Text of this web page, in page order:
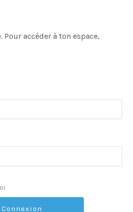
Pour accéder à ton espace,